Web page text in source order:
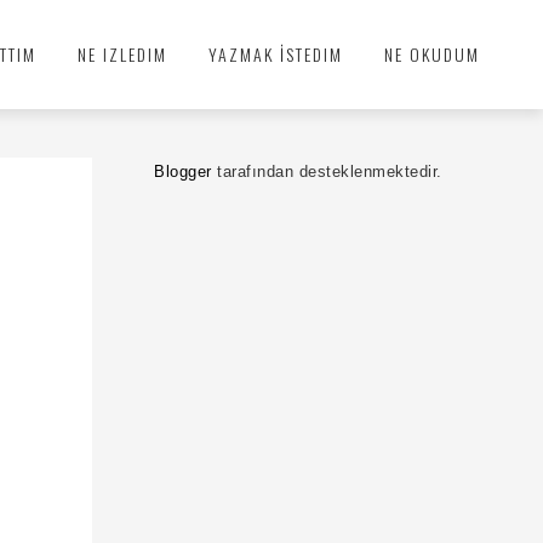
NE IZLEDIM YAZMAK İSTEDIM NE OKUDUM
Bloggertarafından desteklenmektedir.